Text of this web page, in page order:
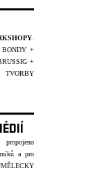
+
+
a pro